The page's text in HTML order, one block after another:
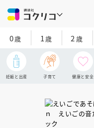
0歳 1歳 2 歳
妊娠と出産 子育て 健康と安全